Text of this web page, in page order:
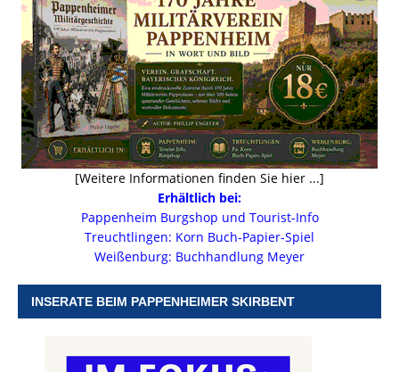
[Weitere Informationen finden Sie hier ...]
Erhältlich bei:
Pappenheim Burgshop und Tourist-Info
Treuchtlingen: Korn Buch-Papier-Spiel
Weißenburg: Buchhandlung Meyer
INSERATE BEIM PAPPENHEIMER SKIRBENT